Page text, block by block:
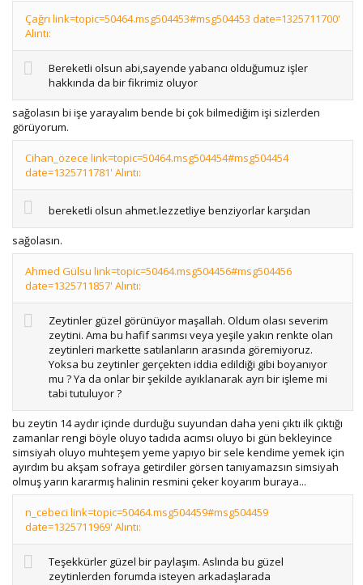
Çağrı link=topic=50464.msg504453#msg504453 date=1325711700'
Alıntı:
Bereketli olsun abi,sayende yabancı olduğumuz işler
hakkında da bir fikrimiz oluyor
sağolasın bi işe yarayalım bende bi çok bilmediğim işi sizlerden
görüyorum.
Cihan_özece link=topic=50464.msg504454#msg504454
date=1325711781' Alıntı:
bereketli olsun ahmet.lezzetliye benziyorlar karşıdan
sağolasın.
Ahmed Gülsu link=topic=50464.msg504456#msg504456
date=1325711857' Alıntı:
Zeytinler güzel görünüyor maşallah. Oldum olası severim
zeytini. Ama bu hafif sarımsı veya yeşile yakın renkte olan
zeytinleri markette satılanların arasında göremiyoruz.
Yoksa bu zeytinler gerçekten iddia edildiği gibi boyanıyor
mu ? Ya da onlar bir şekilde ayıklanarak ayrı bir işleme mi
tabi tutuluyor ?
bu zeytin 14 aydır içinde durduğu suyundan daha yeni çıktı ilk çıktığı
zamanlar rengi böyle oluyo tadıda acımsı oluyo bi gün bekleyince
simsiyah oluyo muhteşem yeme yapıyo bir sele kendime yemek için
ayırdım bu akşam sofraya getirdiler görsen tanıyamazsın simsiyah
olmuş yarın kararmış halinin resmini çeker koyarım buraya...
n_cebeci link=topic=50464.msg504459#msg504459
date=1325711969' Alıntı:
Teşekkürler güzel bir paylaşım. Aslında bu güzel
zeytinlerden forumda isteyen arkadaşlarada